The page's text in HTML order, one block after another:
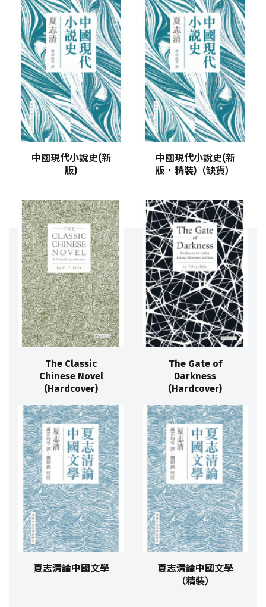
中國現代小說史(新
版)
中國現代小說史(新
版．精裝)（缺貨）
The Classic
Chinese Novel
(Hardcover)
The Gate of
Darkness
(Hardcover)
夏志清論中國文學
夏志清論中國文學
（精裝）